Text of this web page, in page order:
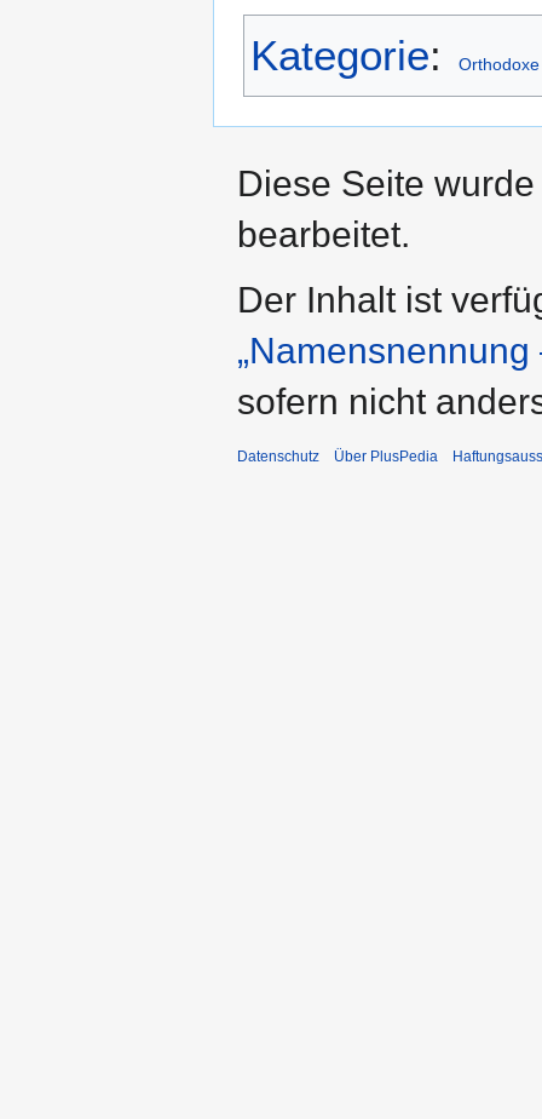
Kategorie:
Diese Seite
bearbeitet.
Der Inhalt ist
sofern nicht
Datenschutz Über PlusPedia